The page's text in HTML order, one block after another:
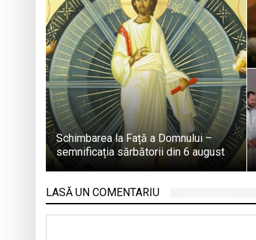
Schimbarea la Față a Domnului –
semnificația sărbătorii din 6 august
LASĂ UN COMENTARIU